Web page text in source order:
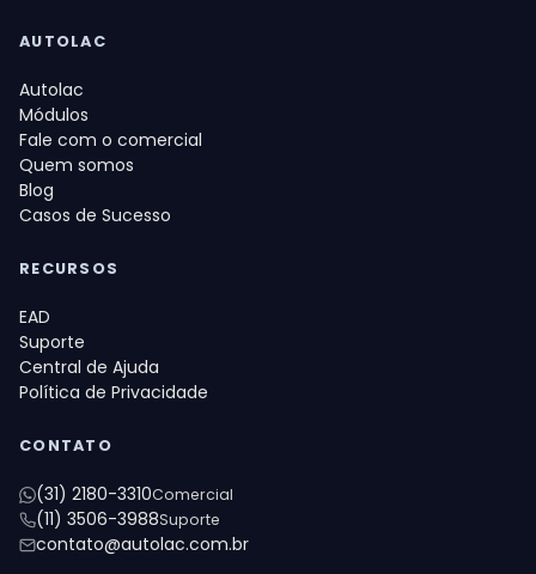
AUTOLAC
Autolac
Módulos
Fale com o comercial
Quem somos
Blog
Casos de Sucesso
RECURSOS
EAD
Suporte
Central de Ajuda
Política de Privacidade
CONTATO
(31) 2180-3310Comercial
(11) 3506-3988Suporte
contato@autolac.com.br